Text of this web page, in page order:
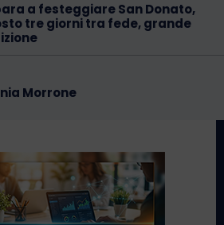
a festeggiare San Donato,
tre giorni tra fede, grande
Morrone